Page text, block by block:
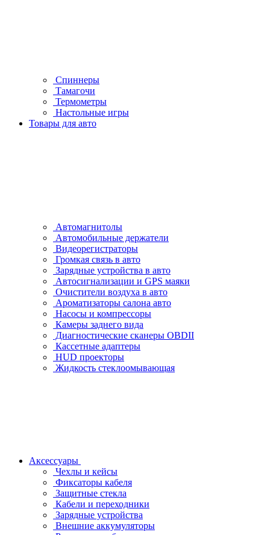
Спиннеры
Тамагочи
Термометры
Настольные игры
Товары для авто
Автомагнитолы
Автомобильные держатели
Видеорегистраторы
Громкая связь в авто
Зарядные устройства в авто
Автосигнализации и GPS маяки
Очистители воздуха в авто
Ароматизаторы салона авто
Насосы и компрессоры
Камеры заднего вида
Диагностические сканеры OBDII
Кассетные адаптеры
HUD проекторы
Жидкость стеклоомывающая
Аксессуары
Чехлы и кейсы
Фиксаторы кабеля
Защитные стекла
Кабели и переходники
Зарядные устройства
Внешние аккумуляторы